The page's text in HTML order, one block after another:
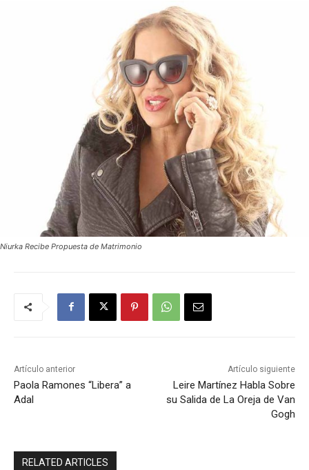
Niurka Recibe Propuesta de Matrimonio
Artículo anterior
Paola Ramones “Libera” a
Adal
Artículo siguiente
Leire Martínez Habla Sobre
su Salida de La Oreja de Van
Gogh
RELATED ARTICLES